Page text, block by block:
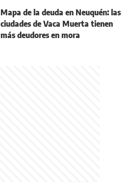
Mapa de la deuda en Neuquén: las
ciudades de Vaca Muerta tienen
más deudores en mora